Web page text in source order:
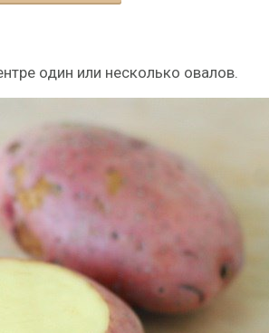
один или несколько овалов.